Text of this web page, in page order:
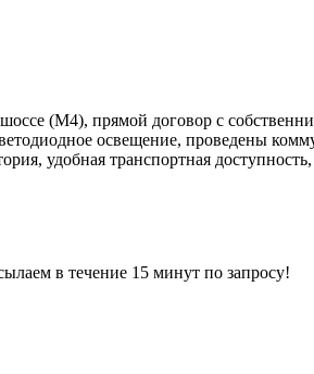
(М4), прямой договор с
освещение, проведены
удобная транспортная
в течение 15 минут по запросу!